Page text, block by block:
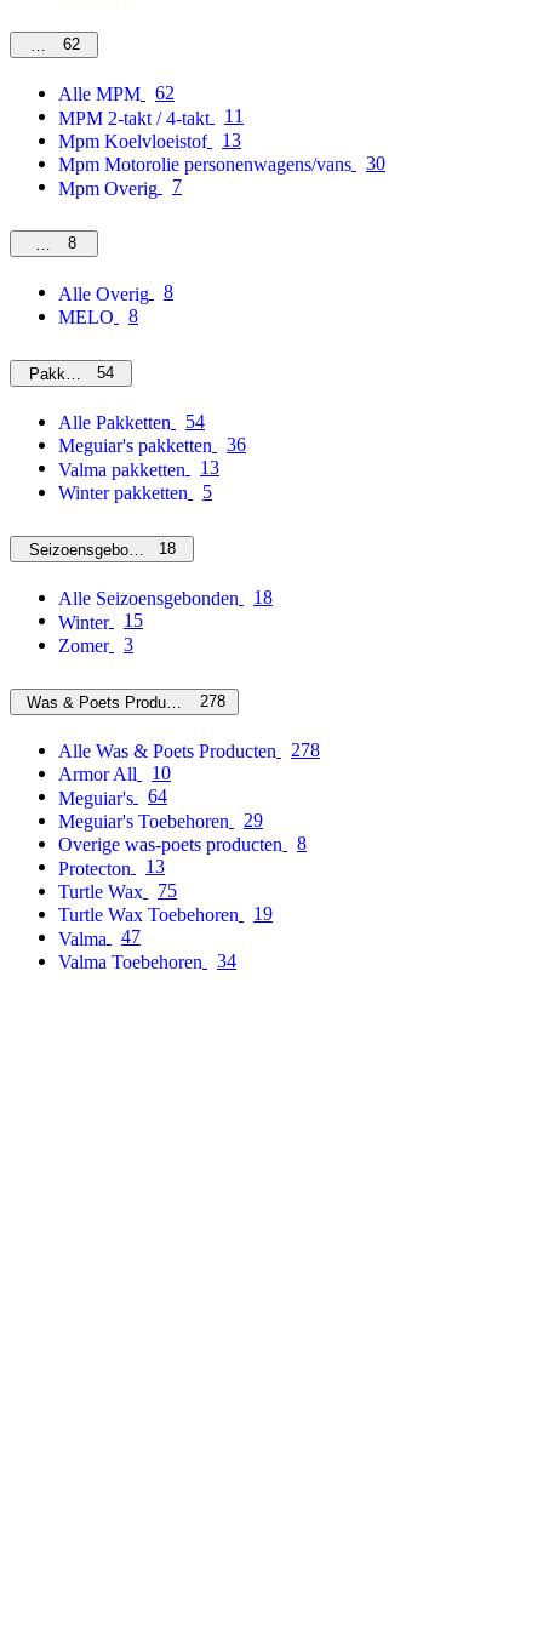
MPM62
Alle MPM
62
MPM 2-takt / 4-takt
11
Mpm Koelvloeistof
13
Mpm Motorolie personenwagens/vans
30
Mpm Overig
7
Overig
8
Alle Overig
8
MELO
8
Pakketten54
Alle Pakketten
54
Meguiar's pakketten
36
Valma pakketten
13
Winter pakketten
5
Seizoensgebonden18
Alle Seizoensgebonden
18
Winter
15
Zomer
3
Was & Poets Producten 278
Alle Was & Poets Producten
278
Armor All
10
Meguiar's
64
Meguiar's Toebehoren
29
Overige was-poets producten
8
Protecton
13
Turtle Wax
75
Turtle Wax Toebehoren
19
Valma
47
Valma Toebehoren
34